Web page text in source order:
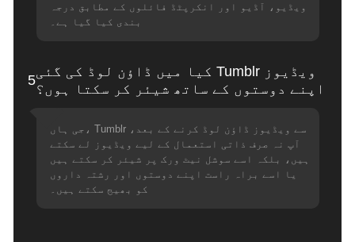
ویڈیو، آڈیو اور انکرپٹڈ فائلوں کے مطابق درجہ
بندی کیا گیا ہے۔
5
کیا میں ڈاؤن لوڈ کی گئی Tumblr ویڈیوز
اپنے دوستوں کے ساتھ شیئر کر سکتا ہوں؟
جی ہاں، Tumblr سے ویڈیوز ڈاؤن لوڈ کرنے کے بعد،
آپ نہ صرف ذاتی استعمال کے لیے ویڈیوز لے سکتے
ہیں، بلکہ اسے سوشل نیٹ ورک پر شیئر کر سکتے ہیں
یا اسے براہ راست اپنے دوستوں اور رشتہ داروں
کو بھیج سکتے ہیں۔